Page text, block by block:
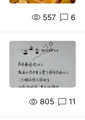
557 6
805 11